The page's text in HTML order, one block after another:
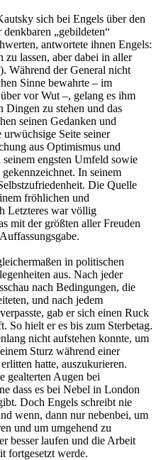
sich bei Engels über den
„gebildeten“
antwortete ihnen Engels:
zu lassen, aber dabei in aller
Während der General nicht
Sinne bewahrte – im
vor Wut –, gelang es ihm
Dingen zu stehen und das
seinen Gedanken und
Seite seiner
aus Optimismus und
engsten Umfeld sowie
In seinem
Die Quelle
fröhlichen und
Letzteres war völlig
mit der größten aller Freuden
in politischen
aus. Nach jeder
nach Bedingungen, die
und nach jedem
gab er sich einen Ruck
So hielt er es bis zum Sterbetag.
nicht aufstehen konnte, um
Sturz während einer
hatte, auszukurieren.
gealterten Augen bei
dass es bei Nebel in London
Doch Engels schreibt nie
wenn, dann nur nebenbei, um
und um umgehend zu
besser laufen und die Arbeit
fortgesetzt werde.